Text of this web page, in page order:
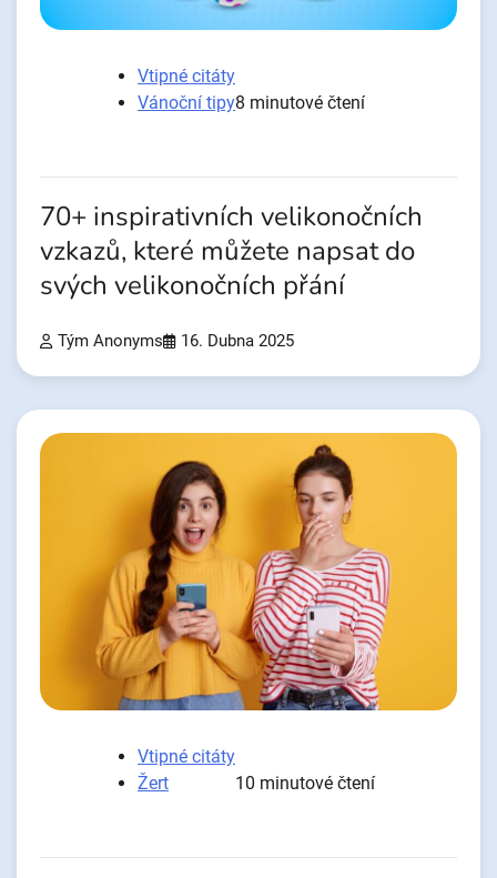
Vtipné citáty
Vánoční tipy8 minutové čtení
70+ inspirativních velikonočních
vzkazů, které můžete napsat do
svých velikonočních přání
Tým Anonyms 16. Dubna 2025
Vtipné citáty
Žert
10 minutové čtení